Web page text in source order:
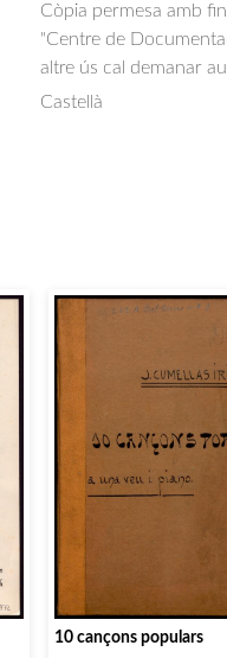
Còpia permesa amb
"Centre de
altre ús cal demanar
Castellà
10 cançons populars